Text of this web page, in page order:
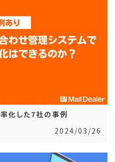
化した7社の事例
2024/03/26